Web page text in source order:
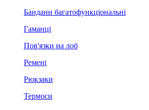
Бандани багатофункціональні
Гаманці
Пов'язки на лоб
Ремені
Рюкзаки
Термоси